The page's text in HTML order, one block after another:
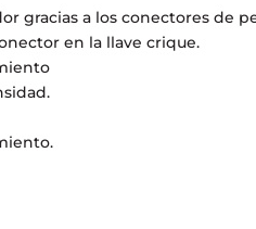
gracias a los conectores de
en la llave crique.